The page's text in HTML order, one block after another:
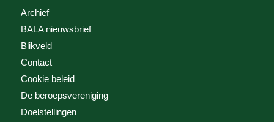
Archief
BALA nieuwsbrief
Blikveld
Contact
Cookie beleid
De beroepsvereniging
Doelstellingen